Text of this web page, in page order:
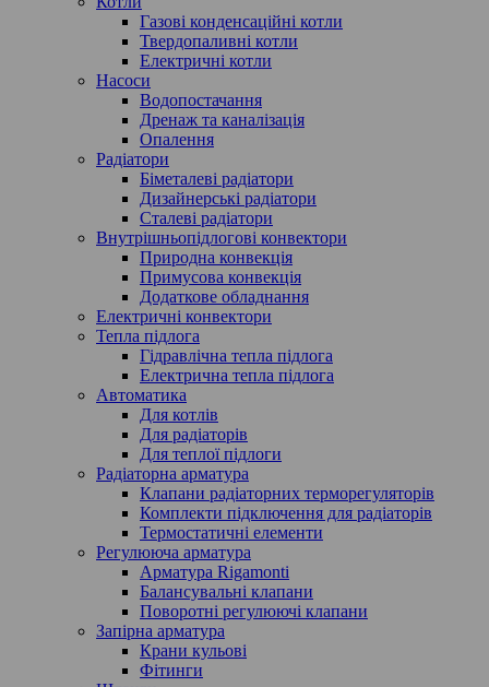
Газові конденсаційні котли
Твердопаливні котли
Електричні котли
Насоси
Водопостачання
Дренаж та каналізація
Опалення
Радіатори
Біметалеві радіатори
Дизайнерські радіатори
Сталеві радіатори
Внутрішньопідлогові конвектори
Природна конвекція
Примусова конвекція
Додаткове обладнання
Електричні конвектори
Тепла підлога
Гідравлічна тепла підлога
Електрична тепла підлога
Автоматика
Для котлів
Для радіаторів
Для теплої підлоги
Радіаторна арматура
Клапани радіаторних терморегуляторів
Комплекти підключення для радіаторів
Термостатичні елементи
Регулююча арматура
Арматура Rigamonti
Балансувальні клапани
Поворотні регулюючі клапани
Запірна арматура
Крани кульові
Фітинги